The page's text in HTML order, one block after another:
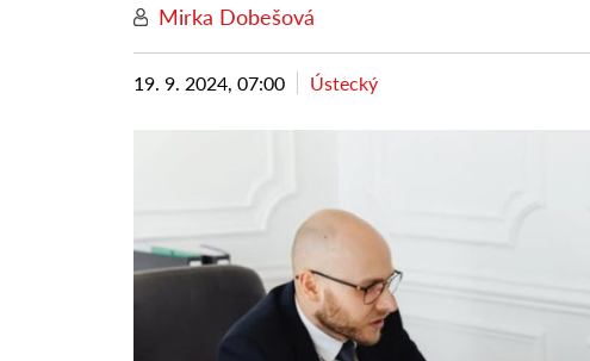
Mirka Dobešová
19. 9. 2024, 07:00 Ústecký